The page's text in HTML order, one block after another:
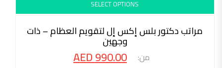
SELECT OPTIONS
محاكمة 30 ليلة
مراتب دكتور بلس إكس إل لتقويم العظام – ذات
وجهين
AED990.00